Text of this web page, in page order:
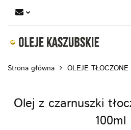
Strona główna OLEJE
Olej z czarnuszki
100ml